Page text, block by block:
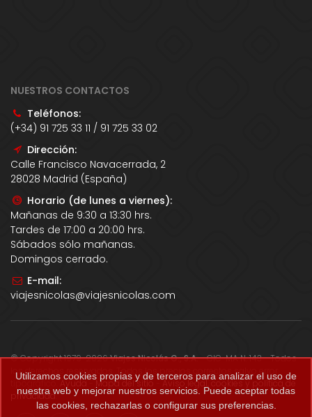
NUESTROS CONTACTOS
Teléfonos:
(+34) 91 725 33 11 / 91 725 33 02
Dirección:
Calle Francisco Navacerrada, 2
28028 Madrid (España)
Horario (de lunes a viernes):
Mañanas de 9:30 a 13:30 hrs.
Tardes de 17:00 a 20:00 hrs.
Sábados sólo mañanas.
Domingos cerrado.
E-mail:
viajesnicolas@viajesnicolas.com
© Copyright 1979-2026Viajes Nicolás G., S.A.- CIC-MA N. 143 - Todos
los derechos reservados. Todos los precios correctos salvo error
tipográfico. Ayuda-Mapa del sitio -Aviso legal, cookies y política de
privacidad.
Utilizamos cookies propias y de terceros para analizar el uso de
nuestra web y mejorar nuestros servicios. Puede aceptar todas
las cookies, rechazarlas o configurar sus preferencias.